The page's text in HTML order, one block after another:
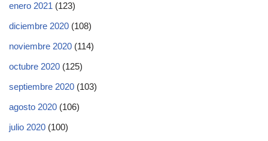
enero 2021 (123)
diciembre 2020 (108)
noviembre 2020 (114)
octubre 2020 (125)
septiembre 2020 (103)
agosto 2020 (106)
julio 2020 (100)